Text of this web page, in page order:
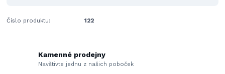
Číslo produktu: 122
Kamenné prodejny
Navštivte jednu z našich poboček